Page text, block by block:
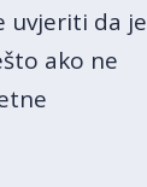
uvjeriti da je
ako ne